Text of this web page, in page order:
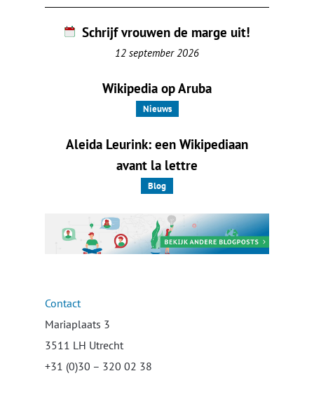
Schrijf vrouwen de marge uit!
12 september 2026
Wikipedia op Aruba
Nieuws
Aleida Leurink: een Wikipediaan
avant la lettre
Blog
Contact
Mariaplaats 3
3511 LH Utrecht
+31 (0)30 – 320 02 38